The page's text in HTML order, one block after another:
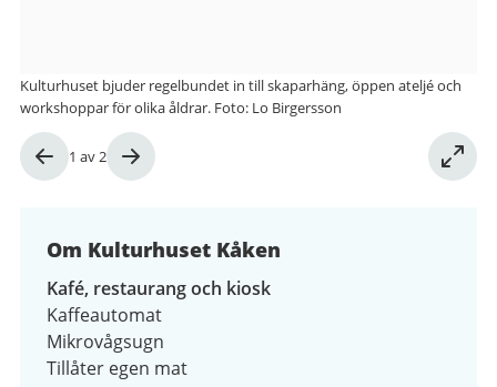
Bild
1 av 2
Kulturhuset bjuder regelbundet in till skaparhäng, öppen ateljé och
workshoppar för olika åldrar. Foto: Lo Birgersson
Om Kulturhuset Kåken
Kafé, restaurang och kiosk
Kaffeautomat
Mikrovågsugn
Tillåter egen mat